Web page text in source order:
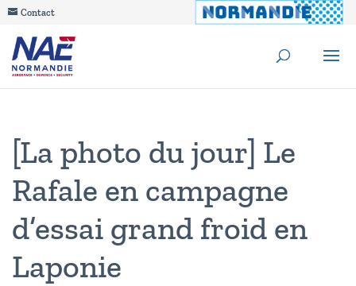
Contact
[La photo du jour] Le
Rafale en campagne
d’essai grand froid en
Laponie